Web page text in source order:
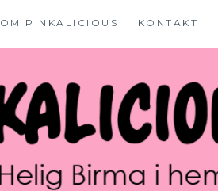
OM PINKALICIOUS KONTAKT